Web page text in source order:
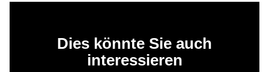
Dies könnte Sie auch
interessieren